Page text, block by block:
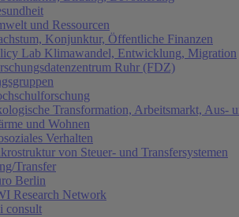
und Ressourcen
Konjunktur, Öffentliche Finanzen
Lab Klimawandel, Entwicklung, Migration
Ruhr (FDZ)
Transformation, Arbeitsmarkt, Aus-
und Wohnen
Verhalten
von Steuer- und Transfersystemen
Transfer
Berlin
Research Network
consult